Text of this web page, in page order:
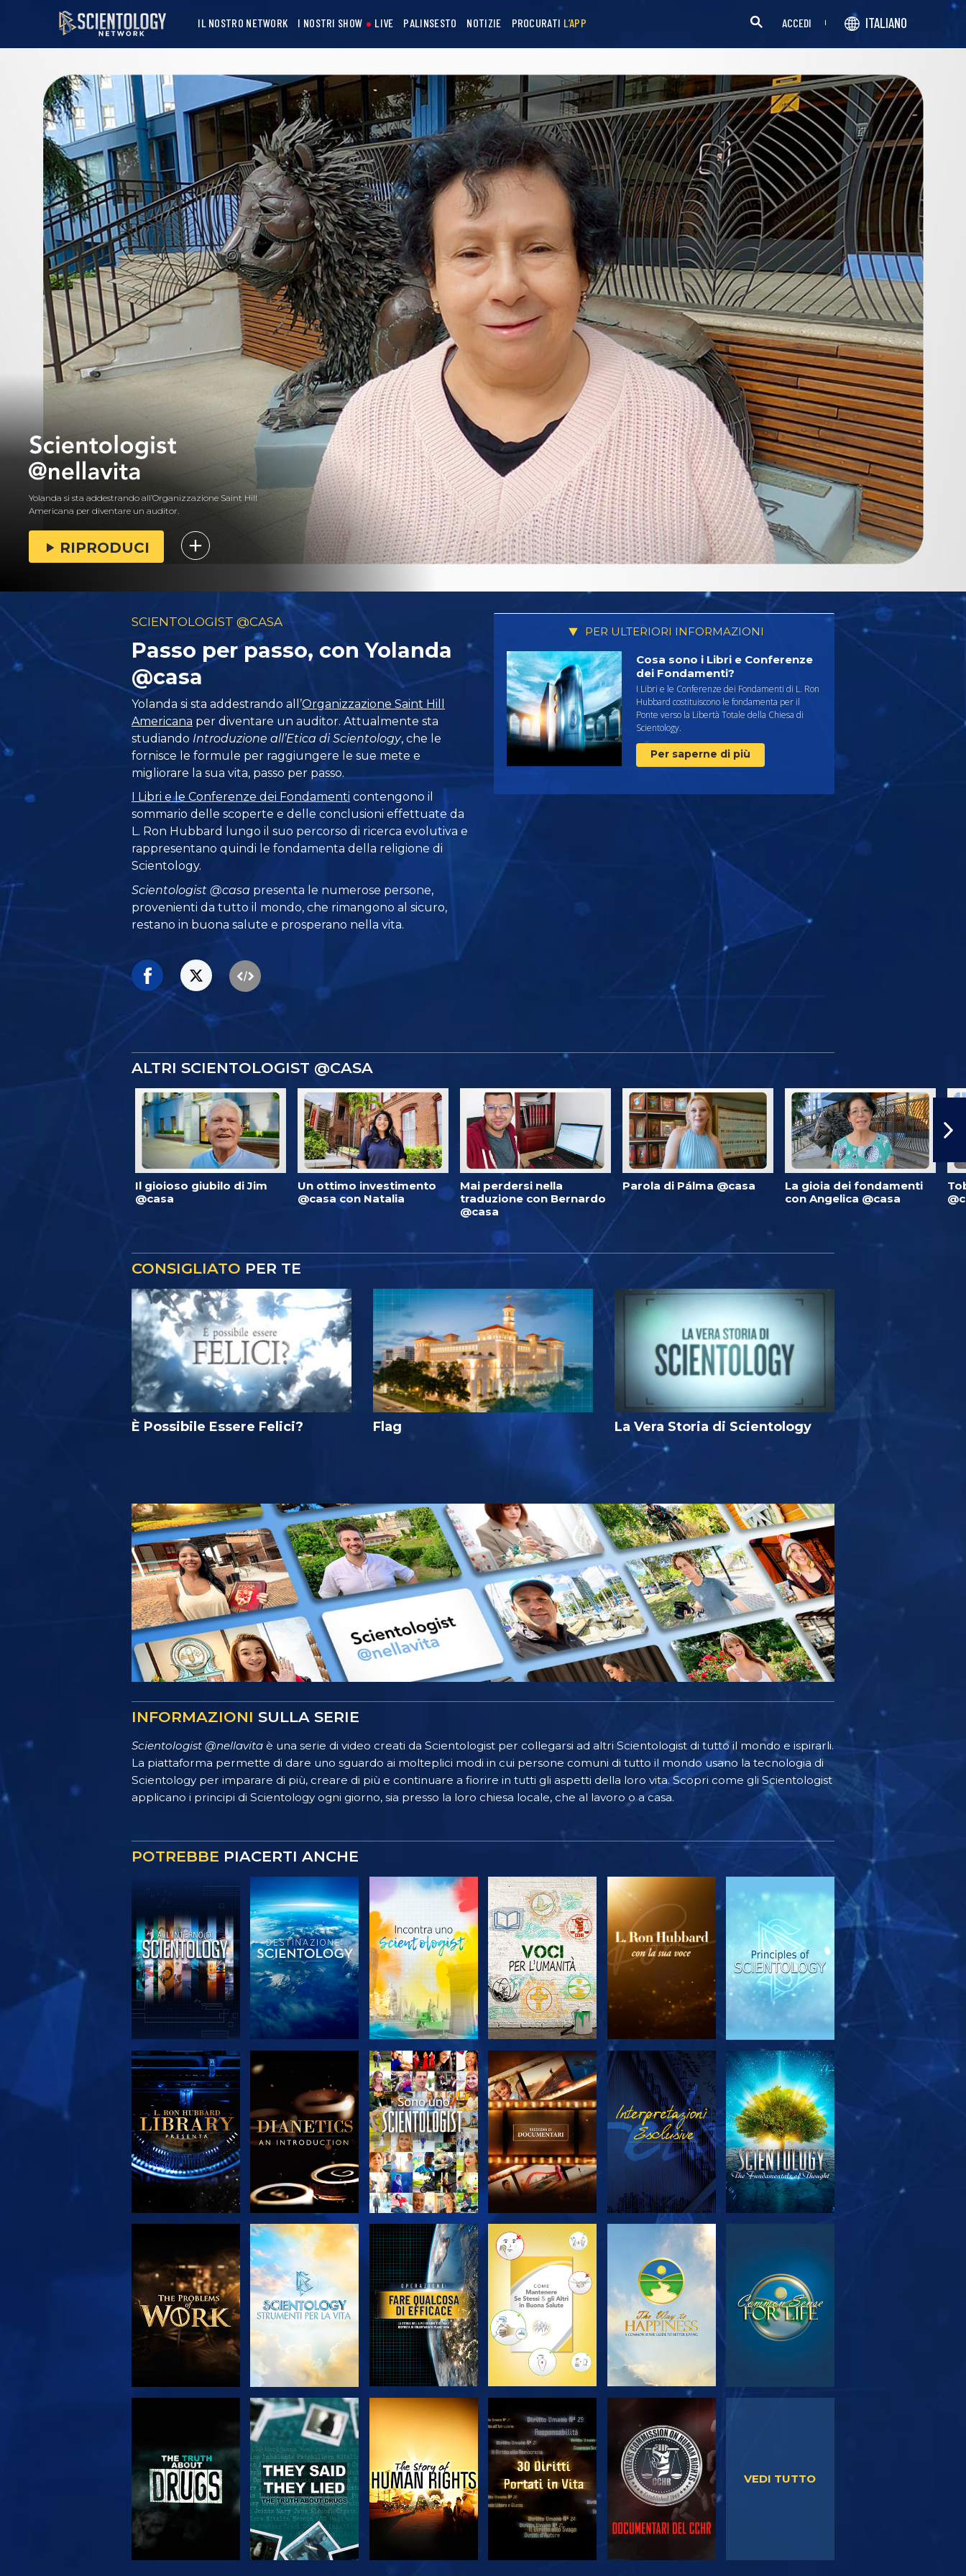
IL NOSTRO NETWORK I NOSTRI SHOW LIVE PALINSESTO NOTIZIE PROCURATI L’APP ACCEDI ITALIANO
Yolanda si sta addestrando all’Organizzazione Saint Hill
Americana per diventare un auditor.
RIPRODUCI
SCIENTOLOGIST @CASA
Passo per passo, con Yolanda
@casa
Yolanda si sta addestrando all’Organizzazione Saint Hill
Americana per diventare un auditor. Attualmente sta
studiando Introduzione all’Etica di Scientology, che le
fornisce le formule per raggiungere le sue mete e
migliorare la sua vita, passo per passo.
I Libri e le Conferenze dei Fondamenti contengono il
sommario delle scoperte e delle conclusioni effettuate da
L. Ron Hubbard lungo il suo percorso di ricerca evolutiva e
rappresentano quindi le fondamenta della religione di
Scientology.
Scientologist @casa presenta le numerose persone,
provenienti da tutto il mondo, che rimangono al sicuro,
restano in buona salute e prosperano nella vita.
PER ULTERIORI INFORMAZIONI
Cosa sono i Libri e Conferenze
dei Fondamenti?
I Libri e le Conferenze dei Fondamenti di L. Ron
Hubbard costituiscono le fondamenta per il
Ponte verso la Libertà Totale della Chiesa di
Scientology.
Per saperne di più
ALTRI SCIENTOLOGIST @CASA
Il gioioso giubilo di Jim
@casa
Un ottimo investimento
@casa con Natalia
Mai perdersi nella
traduzione con Bernardo
@casa
Parola di Pálma @casa
La gioia dei fondamenti
con Angelica @casa
CONSIGLIATO PER TE
È Possibile Essere Felici? Flag La Vera Storia di Scientology
INFORMAZIONI SULLA SERIE
Scientologist @nellavita è una serie di video creati da Scientologist per collegarsi ad altri Scientologist di tutto il mondo e ispirarli.
La piattaforma permette di dare uno sguardo ai molteplici modi in cui persone comuni di tutto il mondo usano la tecnologia di
Scientology per imparare di più, creare di più e continuare a fiorire in tutti gli aspetti della loro vita. Scopri come gli Scientologist
applicano i principi di Scientology ogni giorno, sia presso la loro chiesa locale, che al lavoro o a casa.
POTREBBE PIACERTI ANCHE
ESPLORA LE
SERIE
ESPLORA LE
SERIE
ESPLORA LE
SERIE
ESPLORA LE
SERIE
ESPLORA LE
SERIE
GUARDA
ESPLORA LE
SERIE
GUARDA
ESPLORA LE
SERIE
ESPLORA LE
SERIE
ESPLORA LE
SERIE
GUARDA GUARDA GUARDA GUARDA
VEDI TUTTO